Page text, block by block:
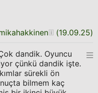
(19.09.25)
dandik. Oyuncu
çünkü dandik işte.
sürekli ön
bilmem kaç